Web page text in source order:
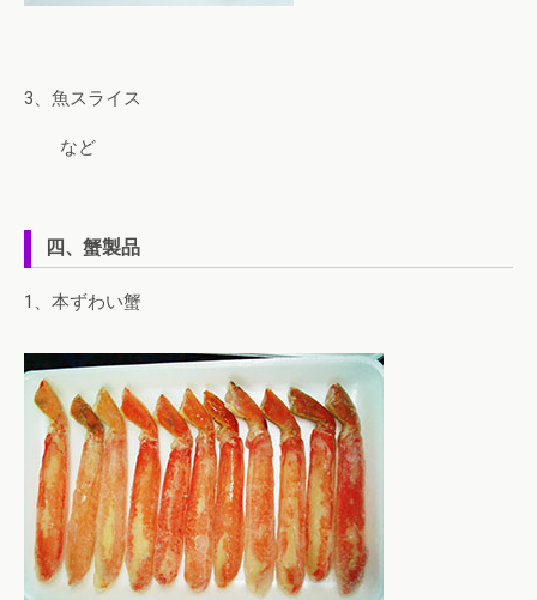
3、魚スライス
など
四、蟹製品
1、本ずわい蟹